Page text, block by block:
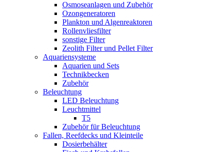
Osmoseanlagen und Zubehör
Ozongeneratoren
Plankton und Algenreaktoren
Rollenvliesfilter
sonstige Filter
Zeolith Filter und Pellet Filter
Aquariensysteme
Aquarien und Sets
Technikbecken
Zubehör
Beleuchtung
LED Beleuchtung
Leuchtmittel
T5
Zubehör für Beleuchtung
Fallen, Reefdecks und Kleinteile
Dosierbehälter